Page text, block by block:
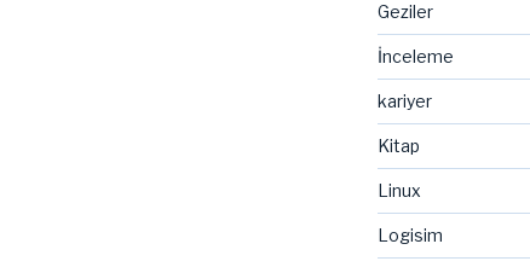
Geziler
İnceleme
kariyer
Kitap
Linux
Logisim